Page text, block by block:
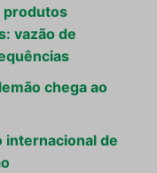
produtos
vazão de
chega ao
internacional de